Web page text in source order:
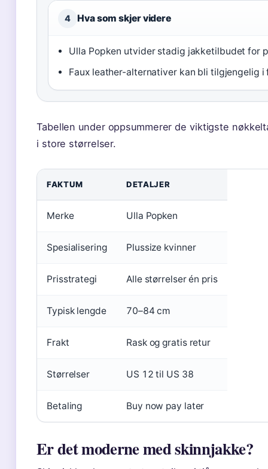
4 Hva som skjer videre
Ulla Popken utvider stadig jakketilbudet for
Faux leather-alternativer kan bli tilgjengelig
Tabellen under oppsummerer de viktigste
i store størrelser.
FAKTUM DETALJER
Merke Ulla Popken
Spesialisering Plussize kvinner
Prisstrategi Alle størrelser én pris
Typisk lengde 70–84 cm
Frakt Rask og gratis retur
Størrelser US 12 til US 38
Betaling Buy now pay later
Er det moderne med skinnjakke?